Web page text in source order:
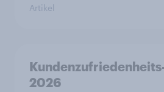
Artikel
2026